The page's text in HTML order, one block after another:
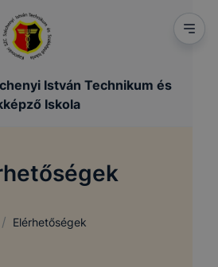
István Technikum és
Iskola
/ Elérhetőségek